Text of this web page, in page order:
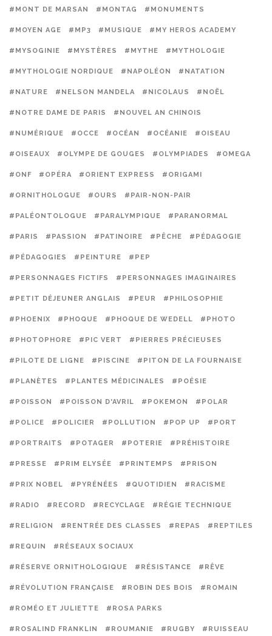
#MONT DE MARSAN #MONTAG #MONUMENTS
#MOYEN AGE #MP3 #MUSIQUE #MY HEROS ACADEMY
#MYSOGINIE #MYSTÈRES #MYTHE #MYTHOLOGIE
#MYTHOLOGIE NORDIQUE #NAPOLÉON #NATATION
#NATURE #NELSON MANDELA #NICOLAUS #NOËL
#NOTRE DAME DE PARIS #NOUVEL AN CHINOIS
#NUMÉRIQUE #OCCE #OCÉAN #OCÉANIE #OISEAU
#OISEAUX #OLYMPE DE GOUGES #OLYMPIADES #OMEGA
#ONF #OPÉRA #ORIENT EXPRESS #ORIGAMI
#ORNITHOLOGUE #OURS #PAIR-NON-PAIR
#PALÉONTOLOGUE #PARALYMPIQUE #PARANORMAL
#PARIS #PASSION #PATINOIRE #PÊCHE #PÉDAGOGIE
#PÉDAGOGIES #PEINTURE #PEP
#PERSONNAGES FICTIFS #PERSONNAGES IMAGINAIRES
#PETIT DÉJEUNER ANGLAIS #PEUR #PHILOSOPHIE
#PHOENIX #PHOQUE #PHOQUE DE WEDELL #PHOTO
#PHOTOPHORE #PIC VERT #PIERRES PRÉCIEUSES
#PILOTE DE LIGNE #PISCINE #PITON DE LA FOURNAISE
#PLANÈTES #PLANTES MÉDICINALES #POÉSIE
#POISSON #POISSON D'AVRIL #POKEMON #POLAR
#POLICE #POLICIER #POLLUTION #POP UP #PORT
#PORTRAITS #POTAGER #POTERIE #PRÉHISTOIRE
#PRESSE #PRIM ELYSÉE #PRINTEMPS #PRISON
#PRIX NOBEL #PYRÉNÉES #QUOTIDIEN #RACISME
#RADIO #RECORD #RECYCLAGE #RÉGIE TECHNIQUE
#RELIGION #RENTRÉE DES CLASSES #REPAS #REPTILES
#REQUIN #RÉSEAUX SOCIAUX
#RÉSERVE ORNITHOLOGIQUE #RÉSISTANCE #RÊVE
#RÉVOLUTION FRANÇAISE #ROBIN DES BOIS #ROMAIN
#ROMÉO ET JULIETTE #ROSA PARKS
#ROSALIND FRANKLIN #ROUMANIE #RUGBY #RUISSEAU